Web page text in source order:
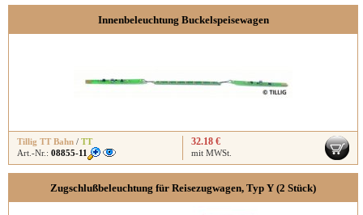
Innenbeleuchtung Buckelspeisewagen
Tillig TT Bahn / TT
Art.-Nr.: 08855-11
32.18 €
mit MWSt.
Zugschlußbeleuchtung für Reisezugwagen, Typ Y (2 Stück)